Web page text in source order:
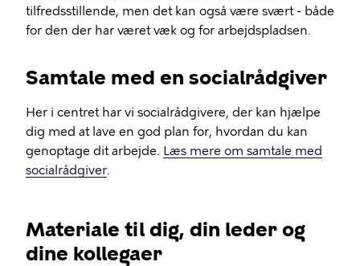
tilfredsstillende, men det kan også være svært - både
for den der har været væk og for arbejdspladsen.
Samtale med en socialrådgiver
Her i centret har vi socialrådgivere, der kan hjælpe
dig med at lave en god plan for, hvordan du kan
genoptage dit arbejde. Læs mere om samtale med
socialrådgiver.
Materiale til dig, din leder og
dine kollegaer